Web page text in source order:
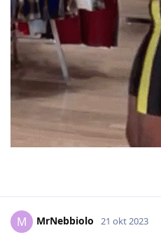
M MrNebbiolo 21 okt 2023